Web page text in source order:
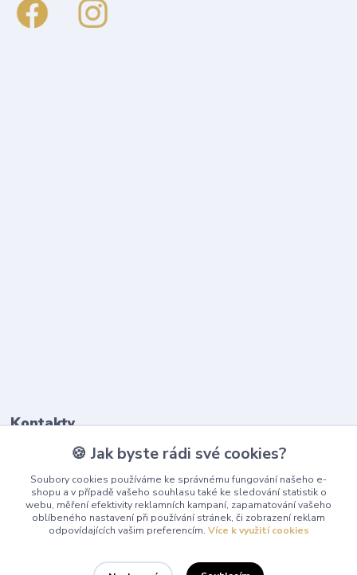
Kontakty
(Po-Pá, 9-17 hod.)
info@playcentrum.cz
🍪 Jak byste rádi své cookies?
Soubory cookies používáme ke správnému fungování našeho e-
shopu a v případě vašeho souhlasu také ke sledování statistik o
webu, měření efektivity reklamních kampaní, zapamatování vašeho
oblíbeného nastavení při používání stránek, či zobrazení reklam
odpovídajících vašim preferencím. Více k využití cookies